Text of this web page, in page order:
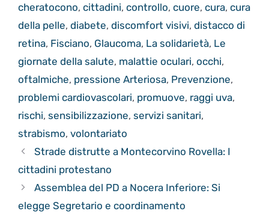
cheratocono, cittadini, controllo, cuore, cura, cura
della pelle, diabete, discomfort visivi, distacco di
retina, Fisciano, Glaucoma, La solidarietà, Le
giornate della salute, malattie oculari, occhi,
oftalmiche, pressione Arteriosa, Prevenzione,
problemi cardiovascolari, promuove, raggi uva,
rischi, sensibilizzazione, servizi sanitari,
strabismo, volontariato
Strade distrutte a Montecorvino Rovella: I
cittadini protestano
Assemblea del PD a Nocera Inferiore: Si
elegge Segretario e coordinamento